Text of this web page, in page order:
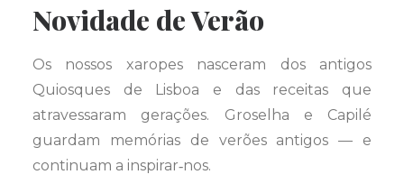
Novidade de Verão
Os nossos xaropes nasceram dos antigos
Quiosques de Lisboa e das receitas que
atravessaram gerações. Groselha e Capilé
guardam memórias de verões antigos — e
continuam a inspirar‑nos.